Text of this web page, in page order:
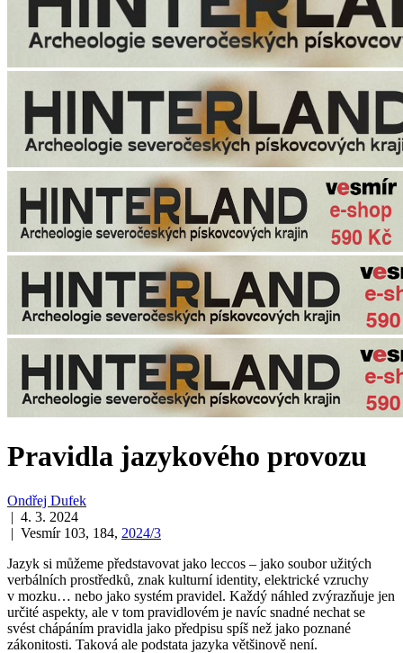
Pravidla jazykového provozu
Ondřej Dufek
| 4. 3. 2024
| Vesmír 103, 184, 2024/3
Jazyk si můžeme představovat jako leccos – jako soubor užitých
verbálních prostředků, znak kulturní identity, elektrické vzruchy
v mozku… nebo jako systém pravidel. Každý náhled zvýrazňuje jen
určité aspekty, ale v tom pravidlovém je navíc snadné nechat se
svést chápáním pravidla jako předpisu spíš než jako poznané
zákonitosti. Taková ale podstata jazyka většinově není.